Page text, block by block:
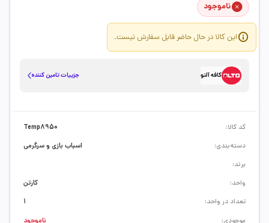
ناموجود
این کالا در حال حاضر قابل سفارش نیست.
کافه آلتو جزییات تامین کننده
کد کالا:
Temp8950
دسته‌بندی:
اسباب بازی و سرگرمی
برند:
واحد:
کارتن
تعداد در واحد:
1
موجودی:
ناموجود